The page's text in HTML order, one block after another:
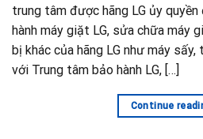
trung tâm được hãng LG ủy
hành máy giặt LG, sửa chữa máy
bị khác của hãng LG như máy
với Trung tâm bảo hành LG, […]
Continue